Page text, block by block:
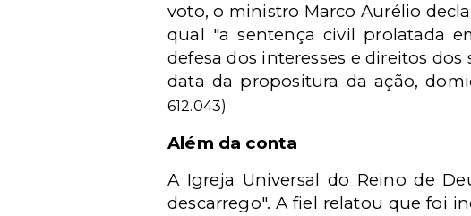
voto, o ministro Marco Aurélio
qual "a sentença civil prolatada
defesa dos interesses e direitos
data da propositura da ação,
612.043)
Além da conta
A Igreja Universal do Reino de
descarrego". A fiel relatou que foi